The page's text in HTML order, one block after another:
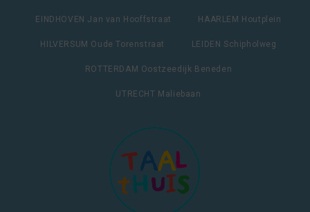
EINDHOVEN Jan van Hooffstraat HAARLEM Houtplein
HILVERSUM Oude Torenstraat LEIDEN Schipholweg
ROTTERDAM Oostzeedijk Beneden
UTRECHT Maliebaan